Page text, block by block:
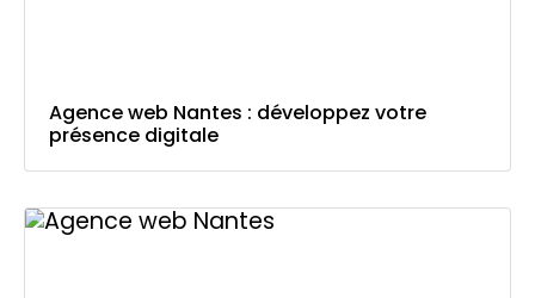
Agence web Nantes : développez votre
présence digitale